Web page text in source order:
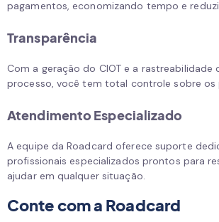
pagamentos, economizando tempo e
Transparência
Com a geração do CIOT e a rastreabilidade
processo, você tem total controle sobre os
Atendimento Especializado
A equipe da Roadcard oferece suporte
profissionais especializados prontos para
ajudar em qualquer situação.
Conte com a Roadcard